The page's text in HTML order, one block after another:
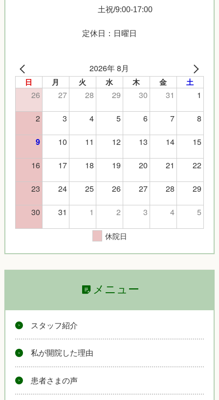
土祝/9:00-17:00
定休日：日曜日
2026年 8月
日 月 火 水 木 金 土
26 27 28 29 30 31
1
2
3 4 5 6 7 8
9 10 11 12 13 14
15
16
17 18 19 20 21
22
23
24 25 26 27 28
29
30
31 1 2 3 4 5
休院日
メニュー
スタッフ紹介
私が開院した理由
患者さまの声